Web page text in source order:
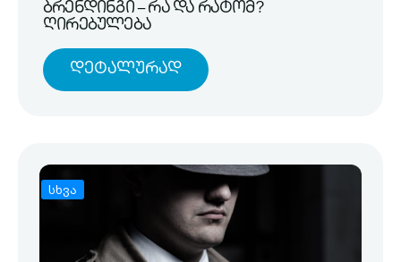
ბრენდინგი – რა და რატომ?
ღირებულება
Დეტალურად
სხვა